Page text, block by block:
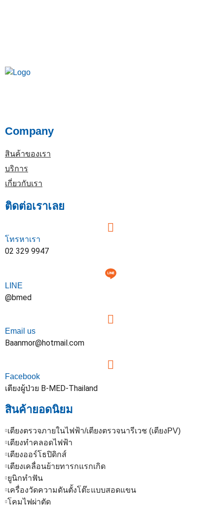
Company
สินค้าของเรา
บริการ
เกี่ยวกับเรา
ติดต่อเราเลย
โทรหาเรา
02 329 9947
LINE
@bmed
Email us
Baanmor@hotmail.com
Facebook
เตียงผู้ป่วย B-MED-Thailand
สินค้ายอดนิยม
เตียงตรวจภายในไฟฟ้า/เตียงตรวจนารีเวช (เตียงPV)
เตียงทำคลอดไฟฟ้า
เตียงออร์โธปิดิกส์
เตียงเคลื่อนย้ายทารกแรกเกิด
ยูนิกทำฟัน
เครื่องวัดความดันตั้งโต๊ะแบบสอดแขน
โคมไฟผ่าตัด